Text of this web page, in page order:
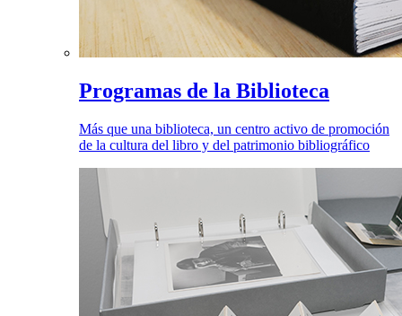
Programas de la Biblioteca
Más que una biblioteca, un centro activo de promoción
de la cultura del libro y del patrimonio bibliográfico